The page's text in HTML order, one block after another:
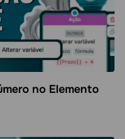
no Elemento